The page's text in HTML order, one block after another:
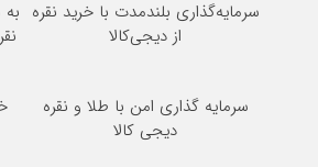
سرمایه‌گذاری بلندمدت با خرید نقره
از دیجی‌کالا
سرمایه گذاری امن با طلا و نقره
دیجی کالا